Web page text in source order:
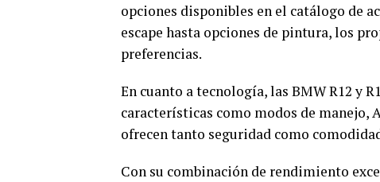
opciones disponibles en el catálogo de
escape hasta opciones de pintura, los
preferencias.
En cuanto a tecnología, las BMW R12 y
características como modos de manejo,
ofrecen tanto seguridad como
Con su combinación de rendimiento